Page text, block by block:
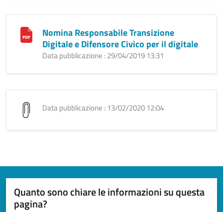
Nomina Responsabile Transizione
Digitale e Difensore Civico per il digitale
Data pubblicazione : 29/04/2019 13:31
Data pubblicazione : 13/02/2020 12:04
Quanto sono chiare le informazioni su questa
pagina?